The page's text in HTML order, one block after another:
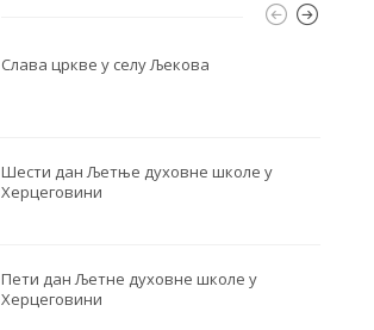
Слава цркве у селу Љекова
Шести дан Љетње духовне школе у
Херцеговини
Пети дан Љетне духовне школе у
Херцеговини